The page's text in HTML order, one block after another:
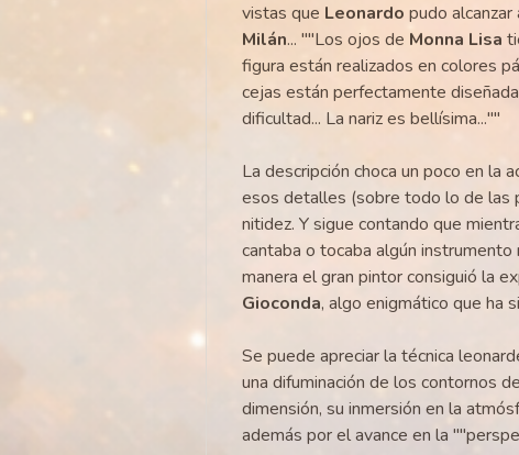
vistas que Leonardo pudo
Milán... ""Los ojos de Monna Lisa
figura están realizados en colores
cejas están perfectamente
dificultad... La nariz es bellísima...""
La descripción choca un poco en la
esos detalles (sobre todo lo de las
nitidez. Y sigue contando que
cantaba o tocaba algún
manera el gran pintor consiguió la
Gioconda, algo enigmático que ha
Se puede apreciar la técnica
una difuminación de los contornos
dimensión, su inmersión en la
además por el avance en la